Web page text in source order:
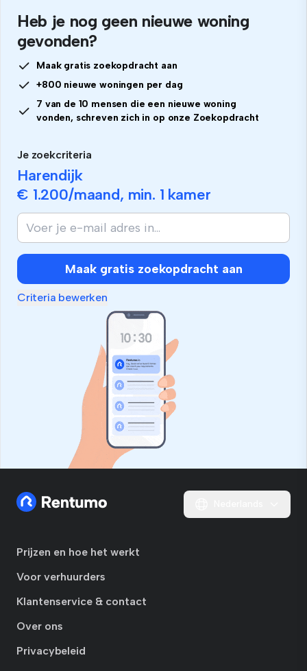
Heb je nog geen nieuwe woning
gevonden?
Maak gratis zoekopdracht aan
+800 nieuwe woningen per dag
7 van de 10 mensen die een nieuwe woning
vonden, schreven zich in op onze Zoekopdracht
Je zoekcriteria
Harendijk
€ 1.200/maand, min. 1 kamer
Maak gratis zoekopdracht aan
Criteria bewerken
Prijzen en hoe het werkt
Voor verhuurders
Klantenservice & contact
Over ons
Privacybeleid